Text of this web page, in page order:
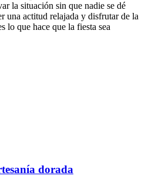
la situación sin que nadie se dé
una actitud relajada y disfrutar de la
lo que hace que la fiesta sea
dorada